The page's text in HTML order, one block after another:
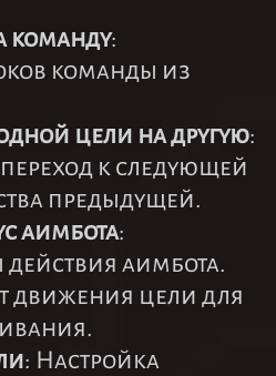
команду:
команды из
цели на другую:
к следующей
предыдущей.
аимбота:
аимбота.
движения цели для
: Настройка